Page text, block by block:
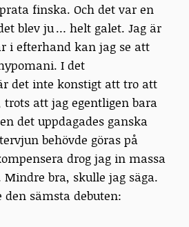
finska. Och det var en
blev ju … helt galet. Jag är
i efterhand kan jag se att
I det
det inte konstigt att tro att
att jag egentligen bara
det uppdagades ganska
behövde göras på
drog jag in massa
bra, skulle jag säga.
sämsta debuten: